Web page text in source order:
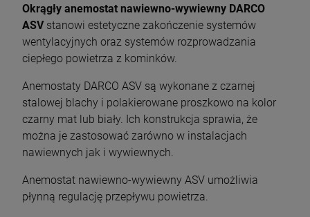
Okrągły anemostat nawiewno-wywiewny DARCO
ASVstanowi estetyczne zakończenie systemów
wentylacyjnych oraz systemów rozprowadzania
ciepłego powietrza z kominków.
Anemostaty DARCO ASV są wykonane z czarnej
stalowej blachy i polakierowane proszkowo na kolor
czarny mat lub biały. Ich konstrukcja sprawia, że
można je zastosować zarówno w instalacjach
nawiewnych jak i wywiewnych.
Anemostat nawiewno-wywiewny ASV umożliwia
płynną regulację przepływu powietrza.